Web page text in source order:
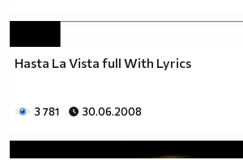
Hasta La Vista full With Lyrics
3 781 30.06.2008